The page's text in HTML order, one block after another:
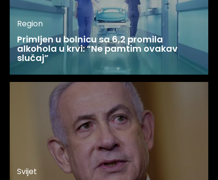
Region
Primljen u bolnicu sa 6,2 promila
alkohola u krvi: “Ne pamtim ovakav
slučaj”
Svijet